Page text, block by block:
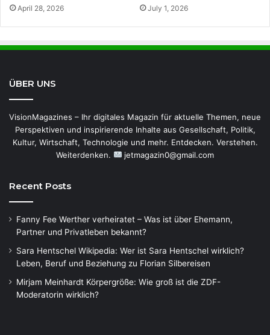
April 28, 2026 July 1, 2026
ÜBER UNS
VisionMagazines – Ihr digitales Magazin für aktuelle Themen, neue
Perspektiven und inspirierende Inhalte aus Gesellschaft, Politik,
Kultur, Wirtschaft, Technologie und mehr. Entdecken. Verstehen.
Weiterdenken.
jetmagazin0@gmail.com
Recent Posts
Fanny Fee Werther verheiratet – Was ist über Ehemann,
Partner und Privatleben bekannt?
Sara Hentschel Wikipedia: Wer ist Sara Hentschel wirklich?
Leben, Beruf und Beziehung zu Florian Silbereisen
Mirjam Meinhardt Körpergröße: Wie groß ist die ZDF-
Moderatorin wirklich?